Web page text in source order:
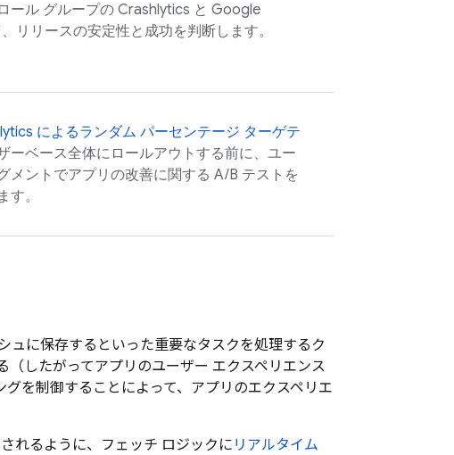
ール グループの Crashlytics と Google
リリースの安定性と成功を判断します。
によるランダム パーセンテージ ターゲテ
ーベース全体にロールアウトする前に、ユー
メントでアプリの改善に関する A/B テストを
。
ュに保存するといった重要なタスクを処理するク
（したがってアプリのユーザー エクスペリエンス
を制御することによって、アプリのエクスペリエ
れるように、フェッチ ロジックに リアルタイム